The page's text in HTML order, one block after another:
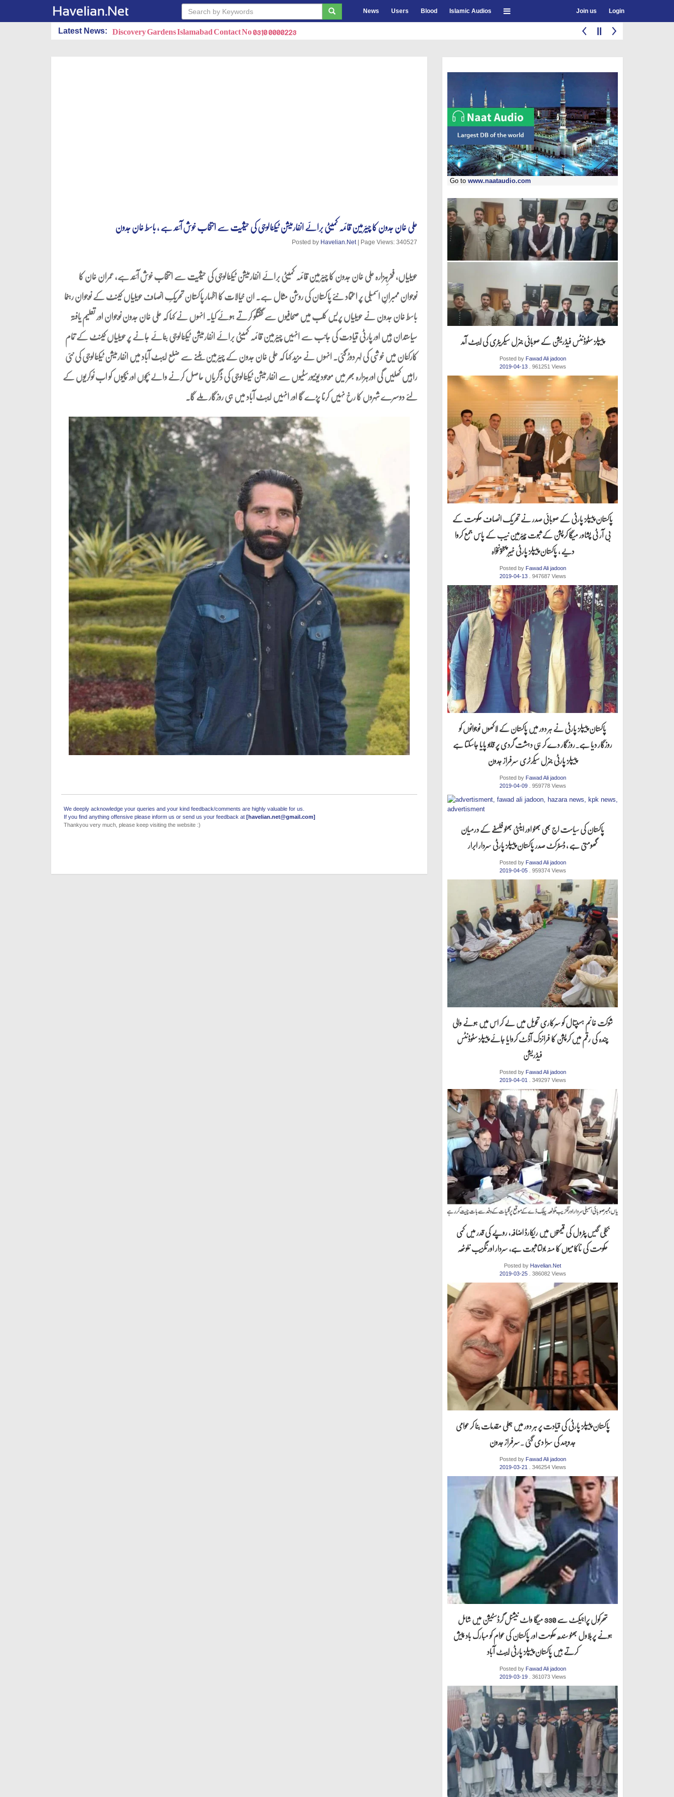
News Users Blood Islamic Audios Join us Login
Latest News: MPQ Developers PVT.LTD.
علی خان جدون کا چیئرمین قائمہ کمیٹی برائے انفارمیشن ٹیکنالوجی کی حیثیت سے انتخاب خوش آئند ہے ، باسط خان جدون
Posted by Havelian.Net| Page Views: 340527
حویلیاں، فخرِہزارہ علی خان جدون کا چیئرمین قائمہ کمیٹی برائے انفارمیشن ٹیکنالوجی کی حیثیت سے انتخاب خوش آئند ہے، عمران خان کا
نوجوان ممبرانِ اسمبلی پر اعتماد نئے پاکستان کی روشن مثال ہے۔ ان خیالات کا اظہار پاکستان تحریکِ انصاف حویلیاں کینٹ کے نوجوان رہنما
باسط خان جدون نے حویلیاں پریس کلب میں صحافیوں سے گفتگو کرتے ہوئے کیا۔ انہوں نے کہا کہ علی خان جدون نوجوان اور تعلیم یافتہ
سیاستدان ہیں اور پارٹی قیادت کی جانب سے انہیں چیئرمین قائمہ کمیٹی برائے انفارمیشن ٹیکنالوجی بنائے جانے پر حویلیاں کینٹ کے تمام
کارکنان میں خوشی کی لہر دوڑ گئی۔ انہوں نے مزید کہا کہ علی خان جدون کے چیئرمین بننے سے ضلع ایبٹ آباد میں انفارمیشن ٹیکنالوجی کی نئی
راہیں کھلیں گی اورہزارہ بھر میں موجود یونیورسٹیوں سے انفارمیشن ٹیکنالوجی کی ڈگریاں حاصل کرنے والے بچوں اور بچیوں کو اب نوکریوں کے
لئے دوسرے شہروں کا رخ نہیں کرنا پڑے گا اور انہیں ایبٹ آباد میں ہی روزگار ملے گا۔
We deeply acknowledge your queries and your kind feedback/comments are highly valuable for us.
If you find anything offensive please inform us or send us your feedback at [havelian.net@gmail.com]
Thankyou very much, please keep visiting the website :)
Go to www.naataudio.com
پیپلز سٹوڈنٹس فیڈریشن کے صوبائی جنرل سیکریٹری کی ایبٹ آمد
Posted by Fawad Ali jadoon
2019-04-13
. 961251 Views
پاکستان پیپلز پارٹی کے صوبائی صدر نے تحریک انصاف حکومت کے
بی آر ٹی پشاور میگا کرپشن کے ثبوت چیئرمین نیب کے پاس جمع کروا
دیے ، پاکستان پیپلز پارٹی خیبر پختونخواہ
Posted by Fawad Ali jadoon
2019-04-13
. 947687 Views
پاکستان پیپلز پارٹی نے ہر دور میں پاکستان کے لاکھوں نوجوانوں کو
روزگار دیا ہے.روزگار دے کر ہی دہشت گردی پر قابو پایا جاسکتا ہے
پیپلز پارٹی جنرل سیکرٹری سرفراز جدون
Posted by Fawad Ali jadoon
2019-04-09
. 959778 Views
پاکستان کی سیاست اج بھی بھٹو اور اینٹی بھٹو فلسفے کے درمیان
گھومتی ہے ، ڈسٹرکٹ صدر پاکستان پیپلز پارٹی سردار ابرار
Posted by Fawad Ali jadoon
2019-04-05
. 959374 Views
شوکت خانم ہسپتال کو سرکاری تحویل میں لے کر اس میں ہونے والی
چندہ کی رقم میں کرپشن کا فرانزک آڈٹ کروایا جائے پیپلز سٹوڈنٹس
فیڈریشن
Posted by Fawad Ali jadoon
2019-04-01
. 349297 Views
بجلی گیس پٹرول کی قیمتوں میں ریکارڈ اضافہ، روپے کی قدر میں کمی
حکومت کی ناکامیوں کا منہ بولتا ثبوت ہے، سردار اورنگزیب نلوٹھہ
Posted by Havelian.Net
2019-03-25
. 386082 Views
پاکستان پیپلز پارٹی کی قیادت پر ہر دور میں جعلی مقدمات بنا کر عوامی
جدوجہد کی سزا دی گئی .سرفراز جدون
Posted by Fawad Ali jadoon
2019-03-21
. 346254 Views
تھرکول پراجیکٹ سے 330 میگا واٹ نیشنل گرڈسٹیشن میں شامل
ہونے پربلاول بھٹو سندھ حکومت اور پاکستان کی عوام کو مبارک باد پیش
کرتے ہیں پاکستان پیپلز پارٹی ایبٹ آباد
Posted by Fawad Ali jadoon
2019-03-19
. 361073 Views